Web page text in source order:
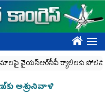
????
వైయ‌స్ఆర్‌సీపీ ర్యాలీలకు పోలీసు
అశ్రునివాళి